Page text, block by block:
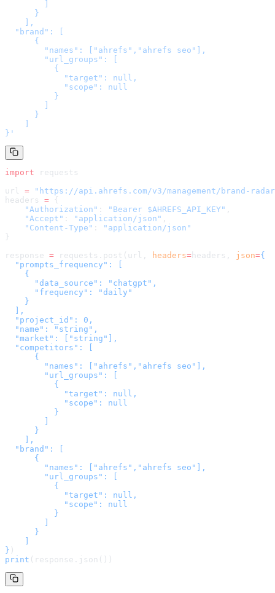
      }
    ],
  "brand": [
      {
        "names": ["ahrefs","ahrefs seo"],
        "url_groups": [
          {
            "target": null,
            "scope": null
          }
      }
} '
import requests
url = " https://api.ahrefs.com/v3/management/brand-
headers = {
    "Authorization"
: "Bearer $AHREFS_API_KEY" ,
    "Accept"
: "application/json" ,
    "Content-Type"
:
"application/json"
}
response = requests.post(url, headers= headers , json={
  "prompts_frequency": [
    {
      "data_source": "chatgpt",
      "frequency": "daily"
    }
  ],
  "project_id": 0,
  "name": "string",
  "market": ["string"],
  "competitors": [
      {
        "names": ["ahrefs","ahrefs seo"],
        "url_groups": [
          {
            "target": null,
            "scope": null
          }
      }
    ],
  "brand": [
      {
        "names": ["ahrefs","ahrefs seo"],
        "url_groups": [
          {
            "target": null,
            "scope": null
          }
      }
} )
print (response.json())